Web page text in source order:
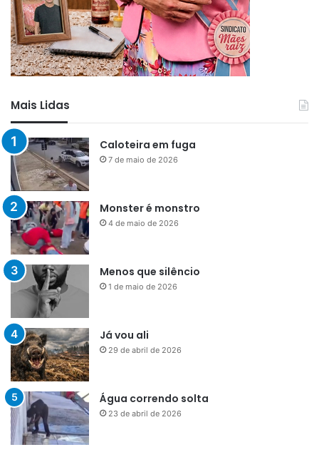
Mais Lidas
Caloteira em fuga
7 de maio de 2026
Monster é monstro
4 de maio de 2026
Menos que silêncio
1 de maio de 2026
Já vou ali
29 de abril de 2026
Água correndo solta
23 de abril de 2026